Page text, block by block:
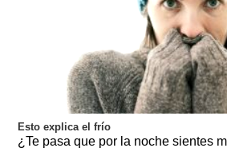
Esto explica el frío
¿Te pasa que por la noche sientes